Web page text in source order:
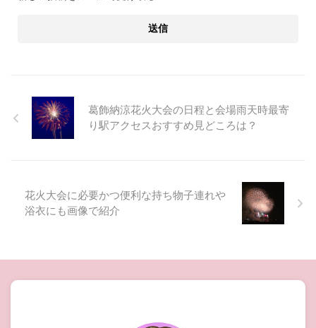
葛飾納涼花火大会の日程と会場雨天時最寄
り駅アクセスおすすめ見どころは？
花火大会に必要かつ便利な持ち物子連れや
浴衣にも画像で紹介